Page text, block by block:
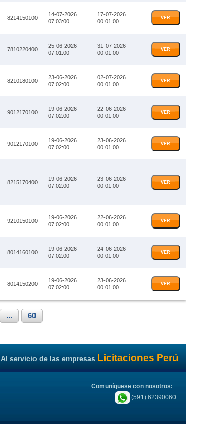
8214150100
14-07-2026
07:03:00
17-07-2026
00:01:00
VER
7810220400
25-06-2026
07:01:00
31-07-2026
00:01:00
VER
8210180100
23-06-2026
07:02:00
02-07-2026
00:01:00
VER
9012170100
19-06-2026
07:02:00
22-06-2026
00:01:00
VER
9012170100
19-06-2026
07:02:00
23-06-2026
00:01:00
VER
8215170400
19-06-2026
07:02:00
23-06-2026
00:01:00
VER
9210150100
19-06-2026
07:02:00
22-06-2026
00:01:00
VER
8014160100
19-06-2026
07:02:00
24-06-2026
00:01:00
VER
8014150200
19-06-2026
07:02:00
23-06-2026
00:01:00
VER
... 60
Al servicio de las empresas Licitaciones Perú
Comuníquese con nosotros:
(591) 62390060